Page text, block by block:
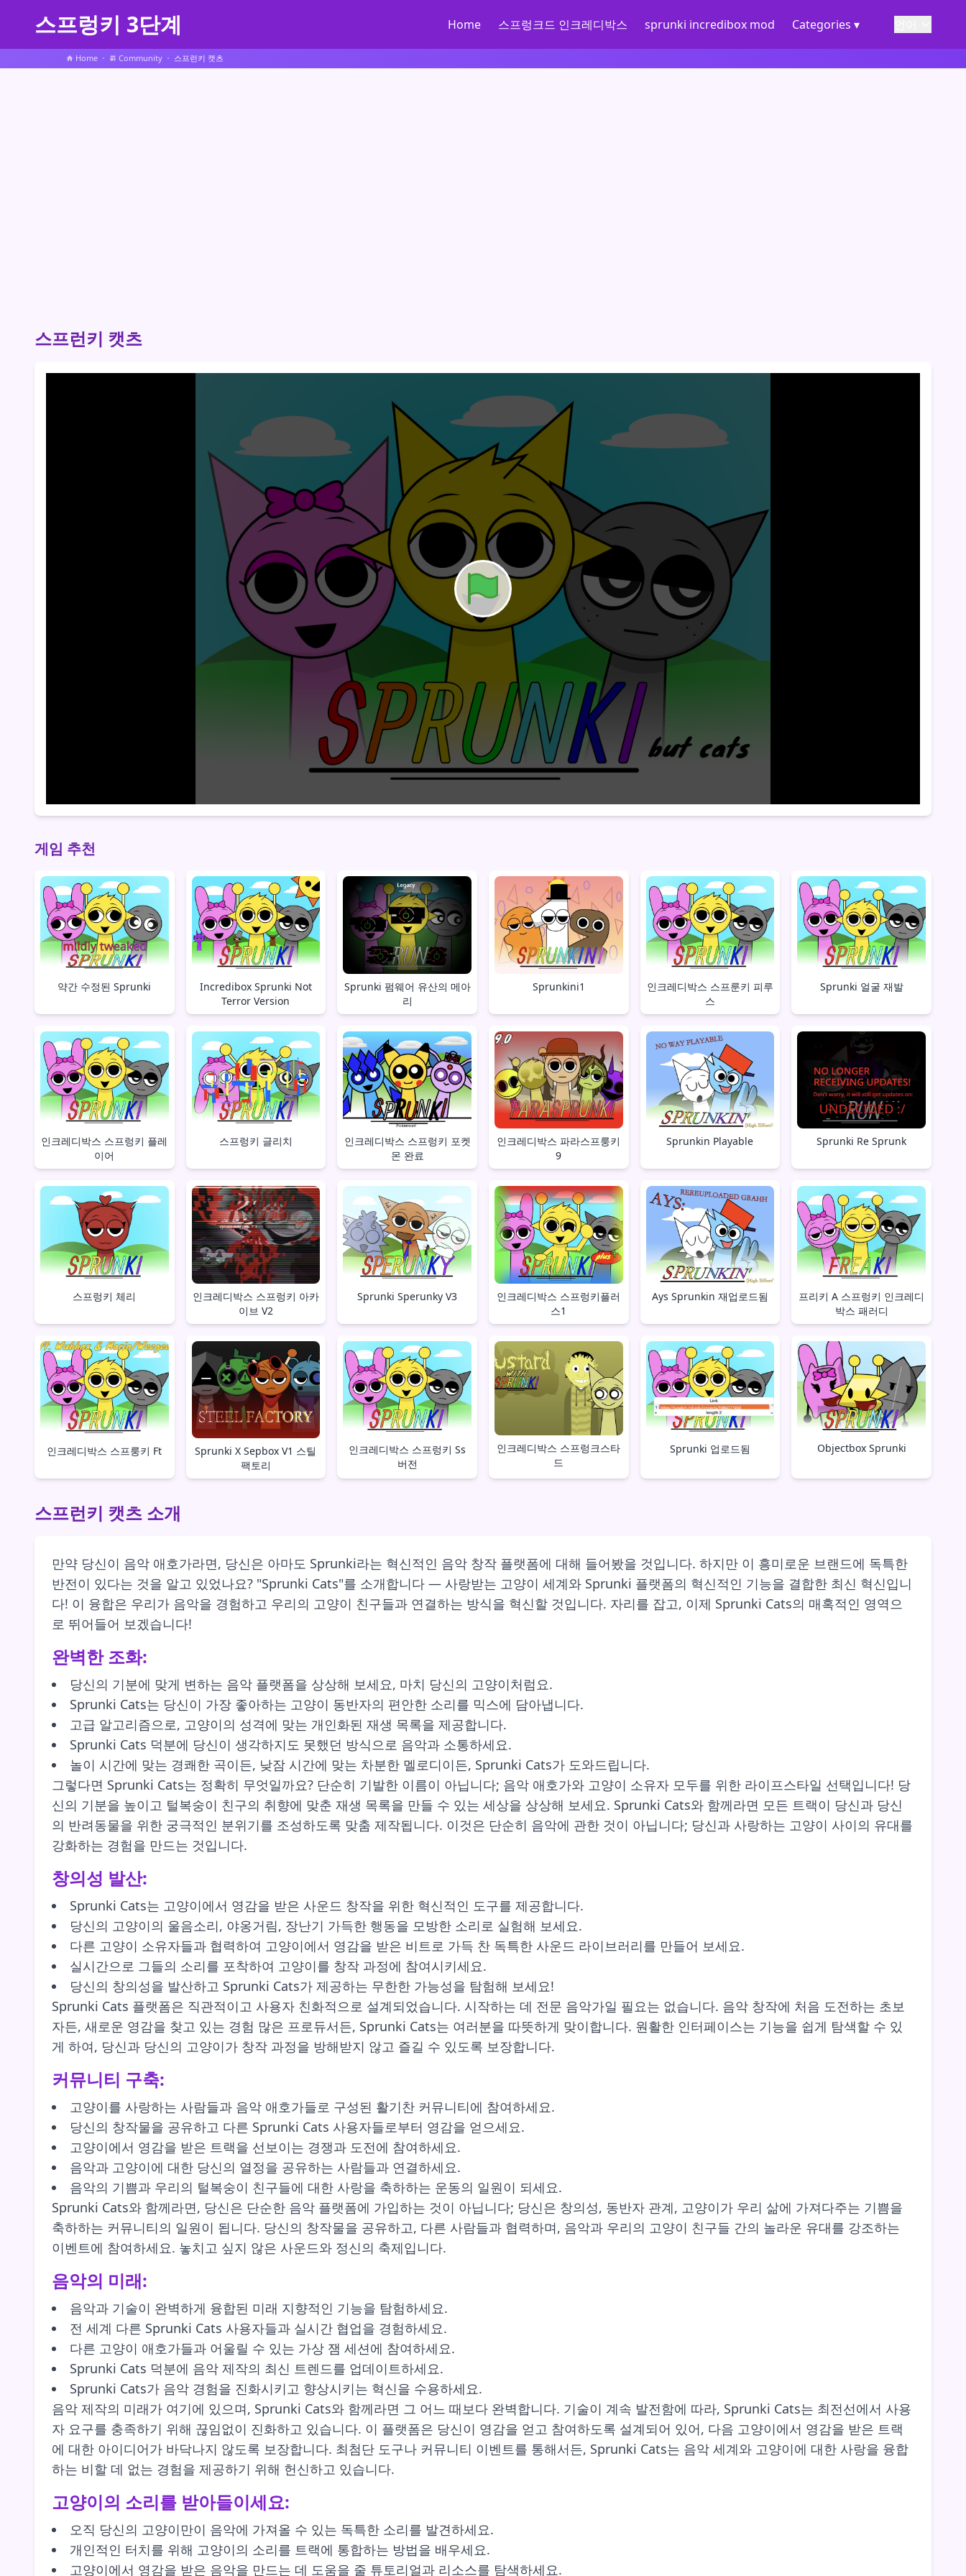
스프렁키 3단계 Home 스프렁크드 인크레디박스 sprunki incredibox mod Categories ▾
Home Community 스프런키 캣츠
스프런키 캣츠
게임 추천
약간 수정된 Sprunki
Incredibox Sprunki Not
Terror Version
Sprunki 펌웨어 유산의 메아
리
Sprunkini1
인크레디박스 스프룬키 피루
스
Sprunki 얼굴 재발
인크레디박스 스프렁키 플레
이어
스프렁키 글리치
인크레디박스 스프렁키 포켓
몬 완료
인크레디박스 파라스프룽키
9
Sprunkin Playable Sprunki Re Sprunk
스프렁키 체리
인크레디박스 스프렁키 아카
이브 V2
Sprunki Sperunky V3
인크레디박스 스프렁키플러
스1
Ays Sprunkin 재업로드됨
프리키 A 스프렁키 인크레디
박스 패러디
인크레디박스 스프룽키 Ft
Sprunki X Sepbox V1 스틸
팩토리
인크레디박스 스프렁키 Ss
버전
인크레디박스 스프렁크스타
드
Sprunki 업로드됨 Objectbox Sprunki
스프런키 캣츠 소개
만약 당신이 음악 애호가라면, 당신은 아마도 Sprunki라는 혁신적인 음악 창작 플랫폼에 대해 들어봤을 것입니다. 하지만 이 흥미로운 브랜드에 독특한
반전이 있다는 것을 알고 있었나요? "Sprunki Cats"를 소개합니다 — 사랑받는 고양이 세계와 Sprunki 플랫폼의 혁신적인 기능을 결합한 최신 혁신입니
다! 이 융합은 우리가 음악을 경험하고 우리의 고양이 친구들과 연결하는 방식을 혁신할 것입니다. 자리를 잡고, 이제 Sprunki Cats의 매혹적인 영역으
로 뛰어들어 보겠습니다!
완벽한 조화:
당신의 기분에 맞게 변하는 음악 플랫폼을 상상해 보세요, 마치 당신의 고양이처럼요.
Sprunki Cats는 당신이 가장 좋아하는 고양이 동반자의 편안한 소리를 믹스에 담아냅니다.
고급 알고리즘으로, 고양이의 성격에 맞는 개인화된 재생 목록을 제공합니다.
Sprunki Cats 덕분에 당신이 생각하지도 못했던 방식으로 음악과 소통하세요.
놀이 시간에 맞는 경쾌한 곡이든, 낮잠 시간에 맞는 차분한 멜로디이든, Sprunki Cats가 도와드립니다.
그렇다면 Sprunki Cats는 정확히 무엇일까요? 단순히 기발한 이름이 아닙니다; 음악 애호가와 고양이 소유자 모두를 위한 라이프스타일 선택입니다! 당
신의 기분을 높이고 털복숭이 친구의 취향에 맞춘 재생 목록을 만들 수 있는 세상을 상상해 보세요. Sprunki Cats와 함께라면 모든 트랙이 당신과 당신
의 반려동물을 위한 궁극적인 분위기를 조성하도록 맞춤 제작됩니다. 이것은 단순히 음악에 관한 것이 아닙니다; 당신과 사랑하는 고양이 사이의 유대를
강화하는 경험을 만드는 것입니다.
창의성 발산:
Sprunki Cats는 고양이에서 영감을 받은 사운드 창작을 위한 혁신적인 도구를 제공합니다.
당신의 고양이의 울음소리, 야옹거림, 장난기 가득한 행동을 모방한 소리로 실험해 보세요.
다른 고양이 소유자들과 협력하여 고양이에서 영감을 받은 비트로 가득 찬 독특한 사운드 라이브러리를 만들어 보세요.
실시간으로 그들의 소리를 포착하여 고양이를 창작 과정에 참여시키세요.
당신의 창의성을 발산하고 Sprunki Cats가 제공하는 무한한 가능성을 탐험해 보세요!
Sprunki Cats 플랫폼은 직관적이고 사용자 친화적으로 설계되었습니다. 시작하는 데 전문 음악가일 필요는 없습니다. 음악 창작에 처음 도전하는 초보
자든, 새로운 영감을 찾고 있는 경험 많은 프로듀서든, Sprunki Cats는 여러분을 따뜻하게 맞이합니다. 원활한 인터페이스는 기능을 쉽게 탐색할 수 있
게 하여, 당신과 당신의 고양이가 창작 과정을 방해받지 않고 즐길 수 있도록 보장합니다.
커뮤니티 구축:
고양이를 사랑하는 사람들과 음악 애호가들로 구성된 활기찬 커뮤니티에 참여하세요.
당신의 창작물을 공유하고 다른 Sprunki Cats 사용자들로부터 영감을 얻으세요.
고양이에서 영감을 받은 트랙을 선보이는 경쟁과 도전에 참여하세요.
음악과 고양이에 대한 당신의 열정을 공유하는 사람들과 연결하세요.
음악의 기쁨과 우리의 털복숭이 친구들에 대한 사랑을 축하하는 운동의 일원이 되세요.
Sprunki Cats와 함께라면, 당신은 단순한 음악 플랫폼에 가입하는 것이 아닙니다; 당신은 창의성, 동반자 관계, 고양이가 우리 삶에 가져다주는 기쁨을
축하하는 커뮤니티의 일원이 됩니다. 당신의 창작물을 공유하고, 다른 사람들과 협력하며, 음악과 우리의 고양이 친구들 간의 놀라운 유대를 강조하는
이벤트에 참여하세요. 놓치고 싶지 않은 사운드와 정신의 축제입니다.
음악의 미래:
음악과 기술이 완벽하게 융합된 미래 지향적인 기능을 탐험하세요.
전 세계 다른 Sprunki Cats 사용자들과 실시간 협업을 경험하세요.
다른 고양이 애호가들과 어울릴 수 있는 가상 잼 세션에 참여하세요.
Sprunki Cats 덕분에 음악 제작의 최신 트렌드를 업데이트하세요.
Sprunki Cats가 음악 경험을 진화시키고 향상시키는 혁신을 수용하세요.
음악 제작의 미래가 여기에 있으며, Sprunki Cats와 함께라면 그 어느 때보다 완벽합니다. 기술이 계속 발전함에 따라, Sprunki Cats는 최전선에서 사용
자 요구를 충족하기 위해 끊임없이 진화하고 있습니다. 이 플랫폼은 당신이 영감을 얻고 참여하도록 설계되어 있어, 다음 고양이에서 영감을 받은 트랙
에 대한 아이디어가 바닥나지 않도록 보장합니다. 최첨단 도구나 커뮤니티 이벤트를 통해서든, Sprunki Cats는 음악 세계와 고양이에 대한 사랑을 융합
하는 비할 데 없는 경험을 제공하기 위해 헌신하고 있습니다.
고양이의 소리를 받아들이세요:
오직 당신의 고양이만이 음악에 가져올 수 있는 독특한 소리를 발견하세요.
개인적인 터치를 위해 고양이의 소리를 트랙에 통합하는 방법을 배우세요.
고양이에서 영감을 받은 음악을 만드는 데 도움을 줄 튜토리얼과 리소스를 탐색하세요.